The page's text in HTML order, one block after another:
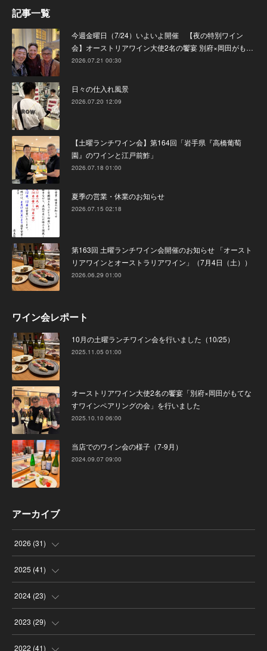
記事一覧
今週金曜日（7/24）いよいよ開催 【夜の特別ワイン
会】オーストリアワイン大使2名の饗宴 別府×岡田がも…
2026.07.21 00:30
日々の仕入れ風景
2026.07.20 12:09
【土曜ランチワイン会】第164回「岩手県『高橋葡萄
園』のワインと江戸前鮓」
2026.07.18 01:00
夏季の営業・休業のお知らせ
2026.07.15 02:18
第163回 土曜ランチワイン会開催のお知らせ 「オースト
リアワインとオーストラリアワイン」（7月4日（土））
2026.06.29 01:00
ワイン会レポート
10月の土曜ランチワイン会を行いました（10/25）
2025.11.05 01:00
オーストリアワイン大使2名の饗宴「別府×岡田がもてな
すワインペアリングの会」を行いました
2025.10.10 06:00
当店でのワイン会の様子（7-9月）
2024.09.07 09:00
アーカイブ
2026 (31)
(4
(8
(4
(2
2025 (41)
(4
(9
(6
2024 (23)
(3
(2
2023 (29)
(3
2022 (41)